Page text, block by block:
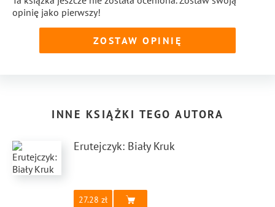
opinię jako pierwszy!
ZOSTAW OPINIĘ
INNE KSIĄŻKI TEGO AUTORA
Erutejczyk: Biały Kruk
27.28